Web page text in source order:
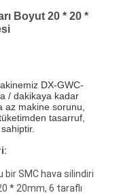
Boyut 20 * 20 *
DX-GWC-
/ dakikaya kadar
az makine sorunu,
tasarruf,
bir SMC hava silindiri
* 20mm, 6 taraflı